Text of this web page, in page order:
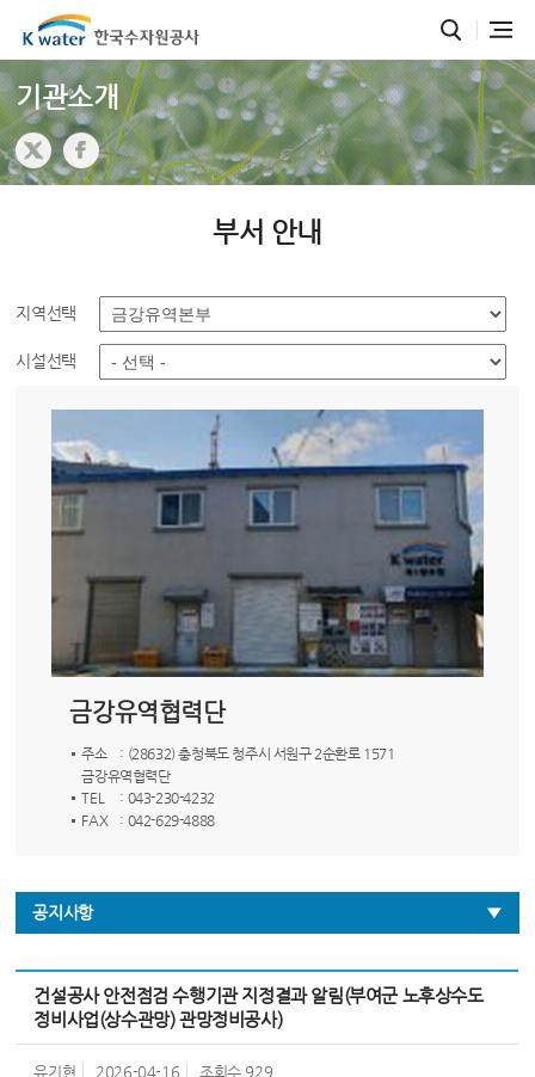
기관소개
부서 안내
지역선택
시설선택
금강유역협력단
주소
: (28632) 충청북도 청주시 서원구 2순환로 1571
금강유역협력단
TEL
: 043-230-4232
FAX
: 042-629-4888
공지사항
건설공사 안전점검 수행기관 지정결과 알림(부여군 노후상수도
정비사업(상수관망) 관망정비공사)
유기현 2026-04-16 조회수 929